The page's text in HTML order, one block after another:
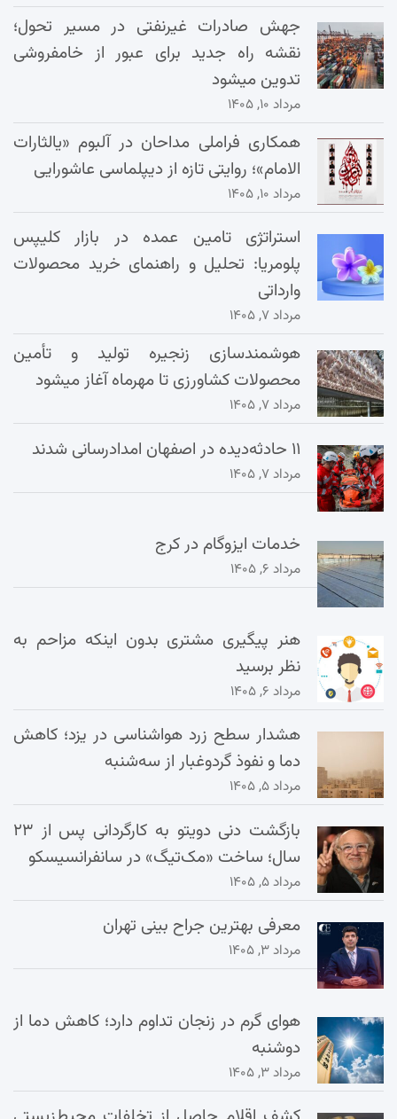
جهش صادرات غیرنفتی در مسیر تحول؛
نقشه راه جدید برای عبور از خامفروشی
تدوین میشود
مرداد ۱۰, ۱۴۰۵
همکاری فراملی مداحان در آلبوم «یالثارات
الامام»؛ روایتی تازه از دیپلماسی عاشورایی
مرداد ۱۰, ۱۴۰۵
استراتژی تامین عمده در بازار کلیپس
پلومریا: تحلیل و راهنمای خرید محصولات
وارداتی
مرداد ۷, ۱۴۰۵
هوشمندسازی زنجیره تولید و تأمین
محصولات کشاورزی تا مهرماه آغاز میشود
مرداد ۷, ۱۴۰۵
۱۱ حادثه‌دیده در اصفهان امدادرسانی شدند
مرداد ۷, ۱۴۰۵
خدمات ایزوگام در کرج
مرداد ۶, ۱۴۰۵
هنر پیگیری مشتری بدون اینکه مزاحم به
نظر برسید
مرداد ۶, ۱۴۰۵
هشدار سطح زرد هواشناسی در یزد؛ کاهش
دما و نفوذ گردوغبار از سه‌شنبه
مرداد ۵, ۱۴۰۵
بازگشت دنی دویتو به کارگردانی پس از ۲۳
سال؛ ساخت «مک‌تیگ» در سانفرانسیسکو
مرداد ۵, ۱۴۰۵
معرفی بهترین جراح بینی تهران
مرداد ۳, ۱۴۰۵
هوای گرم در زنجان تداوم دارد؛ کاهش دما از
دوشنبه
مرداد ۳, ۱۴۰۵